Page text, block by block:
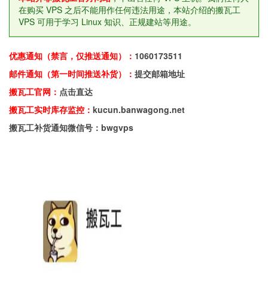
在购买 VPS 之后不能用作任何违法用途，本站介绍的搬瓦工
VPS 可用于学习 Linux 知识、正规建站等用途。
优惠通知（禁言，仅推送通知）： 1060173511
邮件通知（第一时间推送补货）： 提交邮箱地址
搬瓦工官网： 点击直达
搬瓦工实时库存监控： kucun.banwagong.net
搬瓦工补货通知微信号：bwgvps